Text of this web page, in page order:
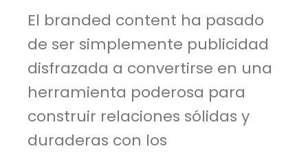
El branded content ha pasado
de ser simplemente publicidad
disfrazada a convertirse en una
herramienta poderosa para
construir relaciones sólidas y
duraderas con los